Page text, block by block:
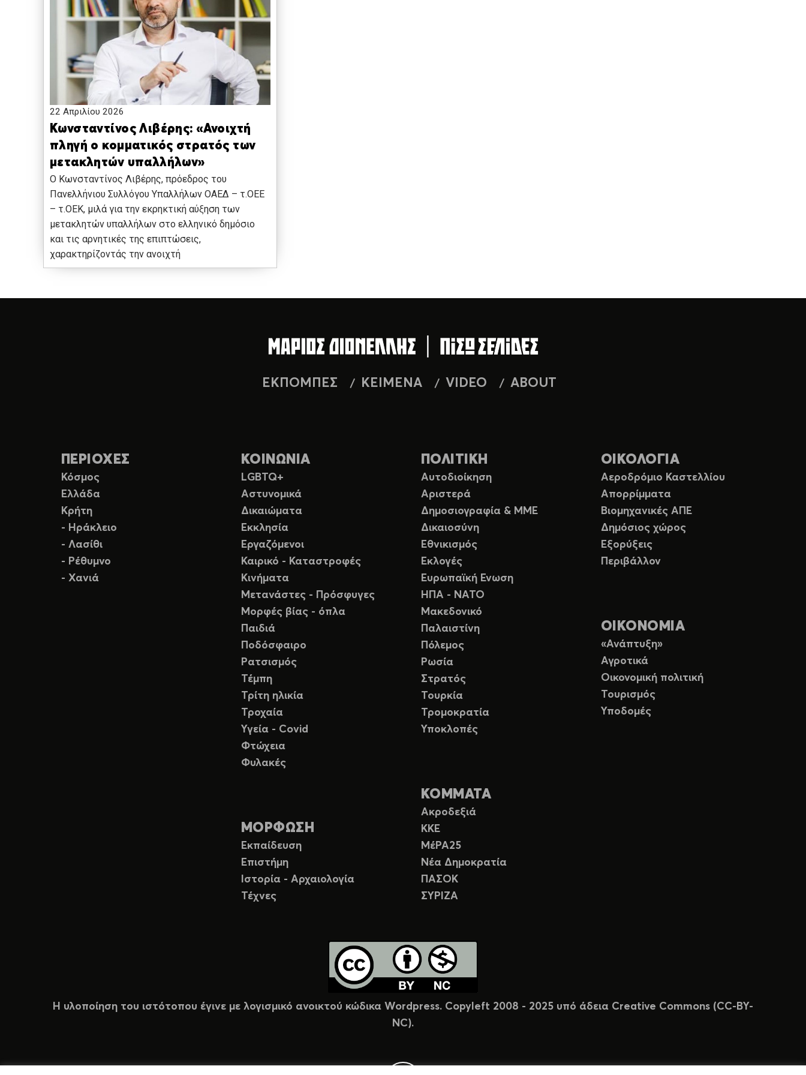
22 Απριλίου 2026
Κωνσταντίνος Λιβέρης: «Ανοιχτή
πληγή ο κομματικός στρατός των
μετακλητών υπαλλήλων»
Ο Κωνσταντίνος Λιβέρης, πρόεδρος του
Πανελλήνιου Συλλόγου Υπαλλήλων ΟΑΕΔ – τ.ΟΕΕ
– τ.ΟΕΚ, μιλά για την εκρηκτική αύξηση των
μετακλητών υπαλλήλων στο ελληνικό δημόσιο
και τις αρνητικές της επιπτώσεις,
χαρακτηρίζοντάς την ανοιχτή
ΕΚΠΟΜΠΕΣ ΚΕΙΜΕΝΑ VIDEO ABOUT
ΠΕΡΙΟΧΕΣ
Κόσμος
Ελλάδα
Κρήτη
- Ηράκλειο
- Λασίθι
- Ρέθυμνο
- Χανιά
ΚΟΙΝΩΝΙΑ
LGBTQ+
Αστυνομικά
Δικαιώματα
Εκκλησία
Εργαζόμενοι
Καιρικό - Καταστροφές
Κινήματα
Μετανάστες - Πρόσφυγες
Μορφές βίας - όπλα
Παιδιά
Ποδόσφαιρο
Ρατσισμός
Τέμπη
Τρίτη ηλικία
Τροχαία
Υγεία - Covid
Φτώχεια
Φυλακές
ΜΟΡΦΩΣΗ
Εκπαίδευση
Επιστήμη
Ιστορία - Αρχαιολογία
Τέχνες
ΠΟΛΙΤΙΚΗ
Αυτοδιοίκηση
Αριστερά
Δημοσιογραφία & ΜΜΕ
Δικαιοσύνη
Εθνικισμός
Εκλογές
Ευρωπαϊκή Ενωση
ΗΠΑ - ΝΑΤΟ
Μακεδονικό
Παλαιστίνη
Πόλεμος
Ρωσία
Στρατός
Τουρκία
Τρομοκρατία
Υποκλοπές
ΚΟΜΜΑΤΑ
Ακροδεξιά
ΚΚΕ
ΜέΡΑ25
Νέα Δημοκρατία
ΠΑΣΟΚ
ΣΥΡΙΖΑ
ΟΙΚΟΛΟΓΙΑ
Αεροδρόμιο Καστελλίου
Απορρίμματα
Βιομηχανικές ΑΠΕ
Δημόσιος χώρος
Εξορύξεις
Περιβάλλον
ΟΙΚΟΝΟΜΙΑ
«Ανάπτυξη»
Αγροτικά
Οικονομική πολιτική
Τουρισμός
Υποδομές
Η υλοποίηση του ιστότοπου έγινε με λογισμικό ανοικτού κώδικα Wordpress. Copyleft 2008 - 2025 υπό άδεια Creative Commons (CC-BY-
NC).